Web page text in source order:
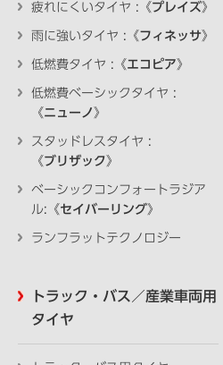
疲れにくいタイヤ :《プレイズ》
雨に強いタイヤ :《フィネッサ》
低燃費タイヤ :《エコピア》
低燃費ベーシックタイヤ :
《ニューノ 》
スタッドレスタイヤ :
《ブリザック 》
ベーシックコンフォートラジア
ル:《セイバーリング》
ランフラットテクノロジー
トラック・バス／産業車両用
タイヤ